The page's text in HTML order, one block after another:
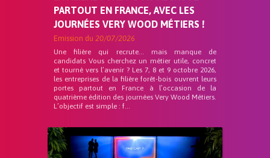
PARTOUT EN FRANCE, AVEC LES
JOURNÉES VERY WOOD MÉTIERS !
Emission du 20/07/2026
Une filière qui recrute… mais manque de
candidats Vous cherchez un métier utile, concret
et tourné vers l’avenir ? Les 7, 8 et 9 octobre 2026,
les entreprises de la filière forêt-bois ouvrent leurs
portes partout en France à l’occasion de la
quatrième édition des journées Very Wood Métiers.
L’objectif est simple : f...